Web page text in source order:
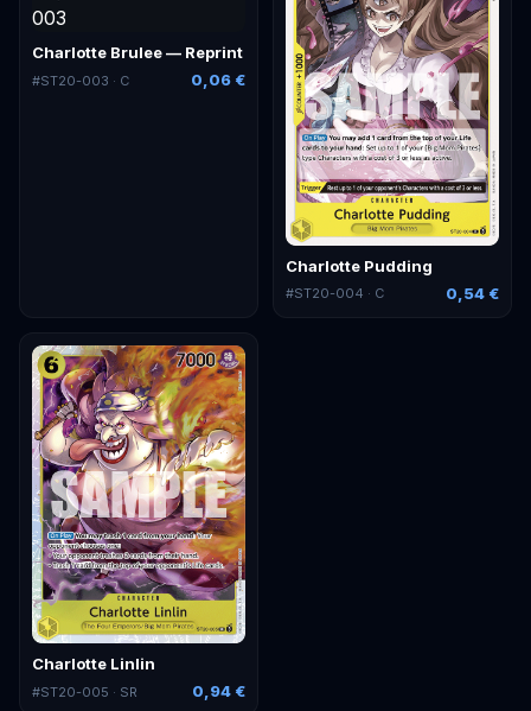
Charlotte Brulee — Reprint
#ST20-003 · C 0,06 €
Charlotte Pudding
#ST20-004 · C 0,54 €
Charlotte Linlin
#ST20-005 · SR 0,94 €